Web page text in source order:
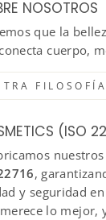
NOSOTROS
que la
cuerpo,
FILOSOFÍA
(ISO
,
y seguridad
lo mejor,